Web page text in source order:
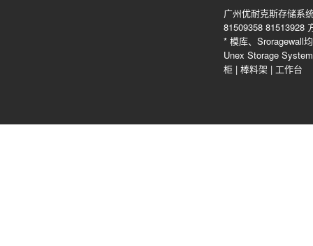
广州优耐克斯存储系
81509358 81513928
* 模库、Sroragewall
Unex Storage
柜 | 棒料架 | 工作台